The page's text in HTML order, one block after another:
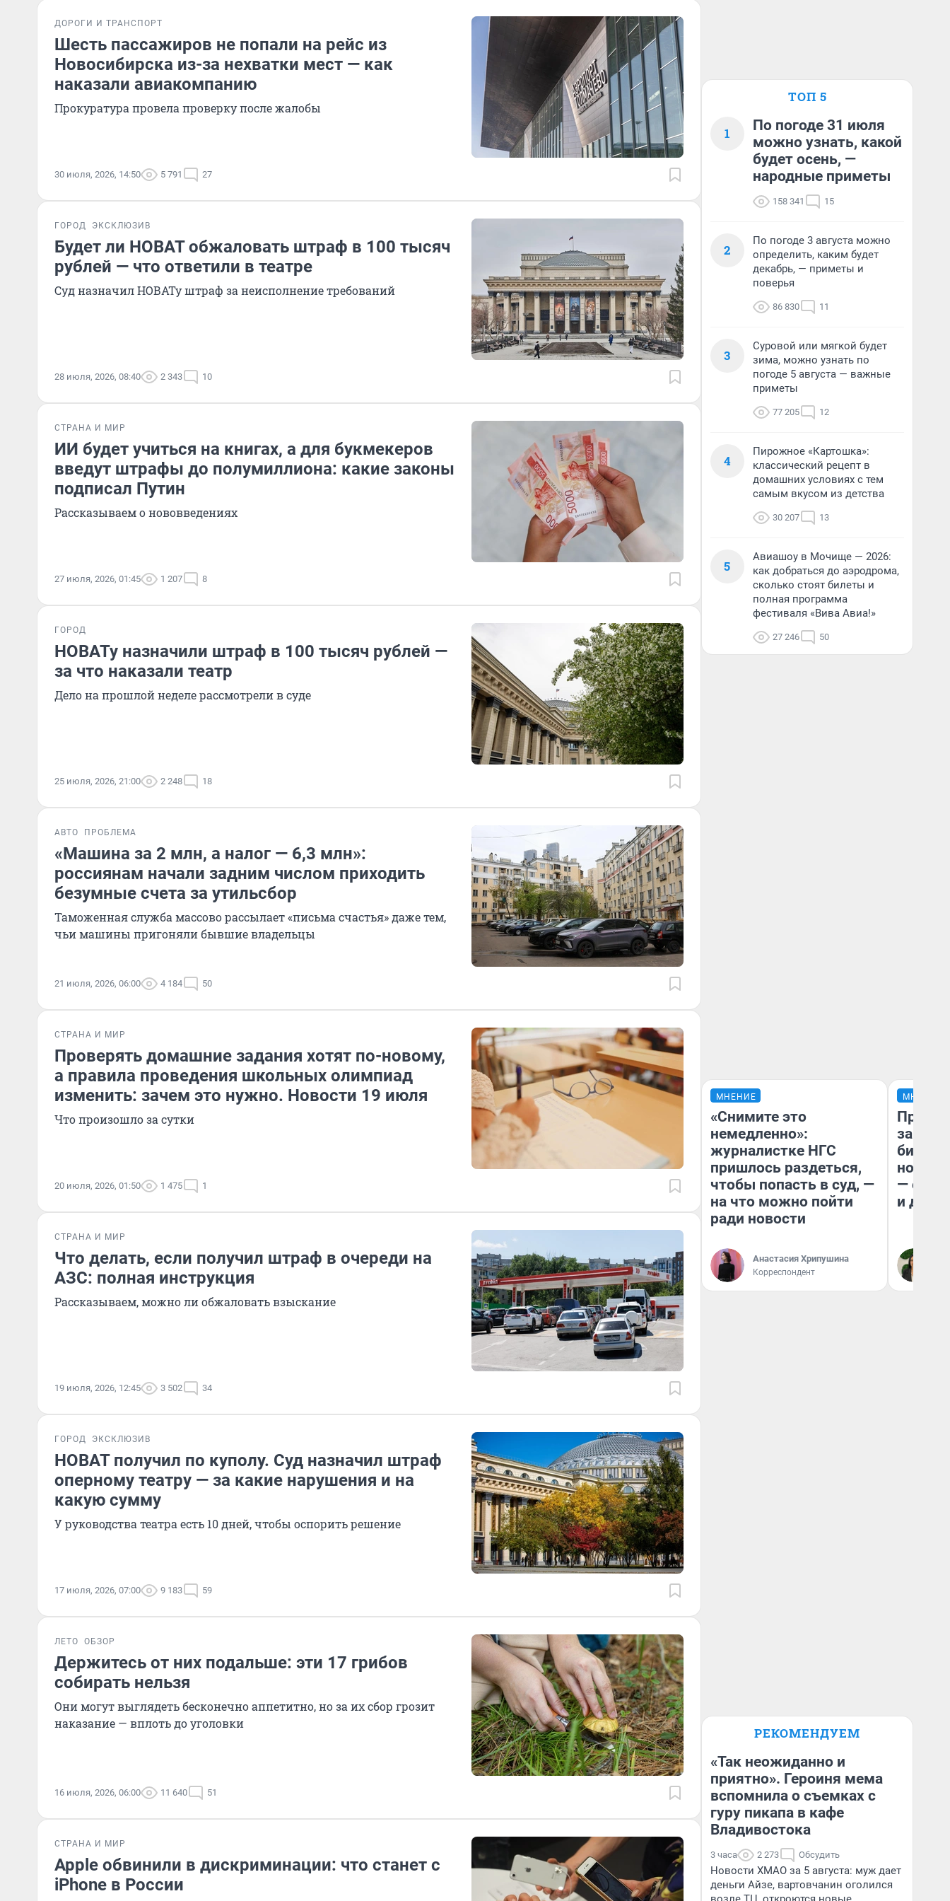
ДОРОГИ И ТРАНСПОРТ
Шесть пассажиров не попали на рейс из
Новосибирска из-за нехватки мест — как
наказали авиакомпанию
Прокуратура провела проверку после жалобы
30 июля, 2026, 14:50 5 791 27
ГОРОД ЭКСКЛЮЗИВ
Будет ли НОВАТ обжаловать штраф в 100 тысяч
рублей — что ответили в театре
Суд назначил НОВАТу штраф за неисполнение требований
28 июля, 2026, 08:40 2 343 10
СТРАНА И МИР
ИИ будет учиться на книгах, а для букмекеров
введут штрафы до полумиллиона: какие законы
подписал Путин
Рассказываем о нововведениях
27 июля, 2026, 01:45 1 207 8
ГОРОД
НОВАТу назначили штраф в 100 тысяч рублей —
за что наказали театр
Дело на прошлой неделе рассмотрели в суде
25 июля, 2026, 21:00 2 248 18
АВТО ПРОБЛЕМА
«Машина за 2 млн, а налог — 6,3 млн»:
россиянам начали задним числом приходить
безумные счета за утильсбор
Таможенная служба массово рассылает «письма счастья» даже тем,
чьи машины пригоняли бывшие владельцы
21 июля, 2026, 06:00 4 184 50
СТРАНА И МИР
Проверять домашние задания хотят по-новому,
а правила проведения школьных олимпиад
изменить: зачем это нужно. Новости 19 июля
Что произошло за сутки
20 июля, 2026, 01:50 1 475 1
СТРАНА И МИР
Что делать, если получил штраф в очереди на
АЗС: полная инструкция
Рассказываем, можно ли обжаловать взыскание
19 июля, 2026, 12:45 3 502 34
ГОРОД ЭКСКЛЮЗИВ
НОВАТ получил по куполу. Суд назначил штраф
оперному театру — за какие нарушения и на
какую сумму
У руководства театра есть 10 дней, чтобы оспорить решение
17 июля, 2026, 07:00 9 183 59
ЛЕТО ОБЗОР
Держитесь от них подальше: эти 17 грибов
собирать нельзя
Они могут выглядеть бесконечно аппетитно, но за их сбор грозит
наказание — вплоть до уголовки
16 июля, 2026, 06:00 11 640 51
СТРАНА И МИР
Apple обвинили в дискриминации: что станет с
iPhone в России
ТОП 5
1
По погоде 31 июля
можно узнать, какой
будет осень, —
народные приметы
158 341 15
2
По погоде 3 августа можно
определить, каким будет
декабрь, — приметы и
поверья
86 830 11
3
Суровой или мягкой будет
зима, можно узнать по
погоде 5 августа — важные
приметы
77 205 12
4
Пирожное «Картошка»:
классический рецепт в
домашних условиях с тем
самым вкусом из детства
30 207 13
5
Авиашоу в Мочище — 2026:
как добраться до аэродрома,
сколько стоят билеты и
полная программа
фестиваля «Вива Авиа!»
27 246 50
МНЕНИЕ
«Снимите это
немедленно»:
журналистке НГС
пришлось раздеться,
чтобы попасть в суд, —
на что можно пойти
ради новости
Анастасия Хрипушина
Корреспондент
МНЕНИЕ
новый
— он
и даже
РЕКОМЕНДУЕМ
«Так неожиданно и
приятно». Героиня мема
вспомнила о съемках с
гуру пикапа в кафе
Владивостока
3 часа 2 273 Обсудить
Новости ХМАО за 5 августа: муж дает
деньги Айзе, вартовчанин оголился